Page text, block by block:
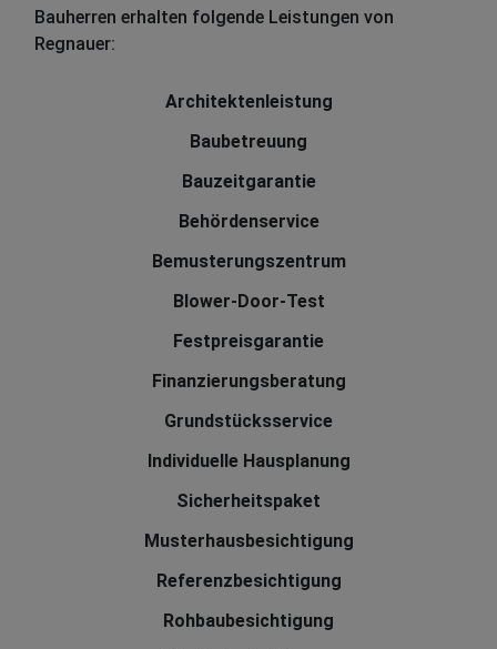
Bauherren erhalten folgende Leistungen von
Regnauer:
Architektenleistung
Baubetreuung
Bauzeitgarantie
Behördenservice
Bemusterungszentrum
Blower-Door-Test
Festpreisgarantie
Finanzierungsberatung
Grundstücksservice
Individuelle Hausplanung
Sicherheitspaket
Musterhausbesichtigung
Referenzbesichtigung
Rohbaubesichtigung